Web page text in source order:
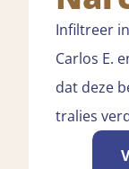
Infiltreer
Carlos E.
dat deze
tralies